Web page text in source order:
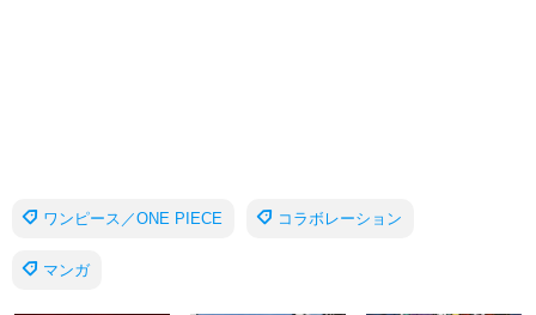
ワンピース／ONE PIECE コラボレーション
マンガ